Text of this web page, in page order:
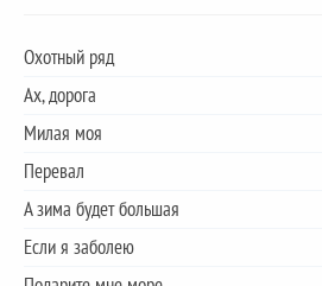
Охотный ряд
Ах, дорога
Милая моя
Перевал
А зима будет большая
Если я заболею